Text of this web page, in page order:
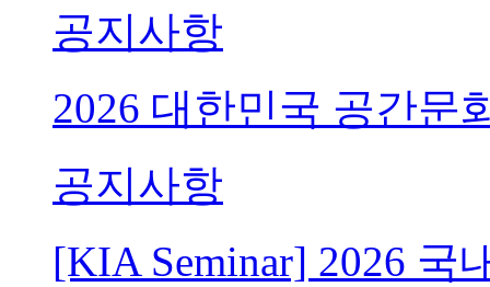
공지사항
2026 대한민국 공간문
공지사항
[KIA Seminar] 2026 국